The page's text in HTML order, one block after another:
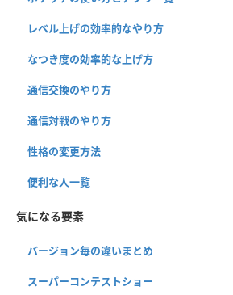
レベル上げの効率的なやり方
なつき度の効率的な上げ方
通信交換のやり方
通信対戦のやり方
性格の変更方法
便利な人一覧
気になる要素
バージョン毎の違いまとめ
スーパーコンテストショー